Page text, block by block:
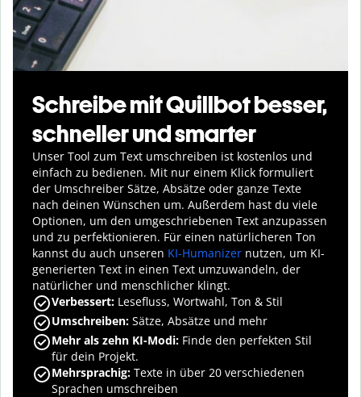
Schreibe mit Quillbot besser,
schneller und smarter
Unser Tool zum Text umschreiben ist kostenlos und
einfach zu bedienen. Mit nur einem Klick formuliert
der Umschreiber Sätze, Absätze oder ganze Texte
nach deinen Wünschen um. Außerdem hast du viele
Optionen, um den umgeschriebenen Text anzupassen
und zu perfektionieren. Für einen natürlicheren Ton
kannst du auch unseren KI-Humanizer nutzen, um KI-
generierten Text in einen Text umzuwandeln, der
natürlicher und menschlicher klingt.
Verbessert: Lesefluss, Wortwahl, Ton & Stil
Umschreiben: Sätze, Absätze und mehr
Mehr als zehn KI-Modi: Finde den perfekten Stil
für dein Projekt.
Mehrsprachig: Texte in über 20 verschiedenen
Sprachen umschreiben